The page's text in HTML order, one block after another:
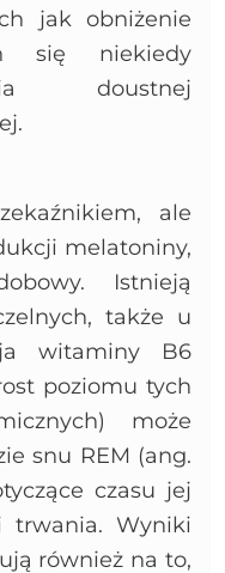
jak obniżenie
się niekiedy
doustnej
ale
melatoniny,
Istnieją
także u
witaminy B6
poziomu tych
może
snu REM (ang.
czasu jej
trwania. Wyniki
również na to,